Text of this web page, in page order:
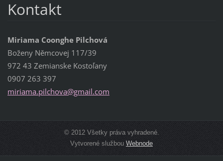
Kontakt
Miriama Coonghe Pilchová
Boženy Němcovej 117/39
972 43 Zemianske Kostoľany
0907 263 397
miriama.pilchova@gmail.com
© 2012 Všetky práva vyhradené.
Vytvorené službouWebnode